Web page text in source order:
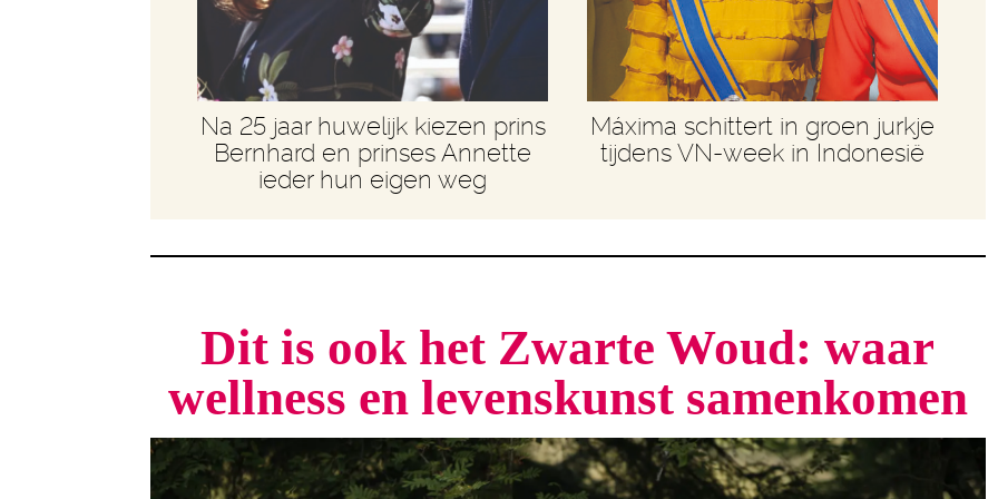
Na 25 jaar huwelijk kiezen prins
Bernhard en prinses Annette
ieder hun eigen weg
Máxima schittert in groen jurkje
tijdens VN-week in Indonesië
Dit is ook het Zwarte Woud: waar
wellness en levenskunst samenkomen